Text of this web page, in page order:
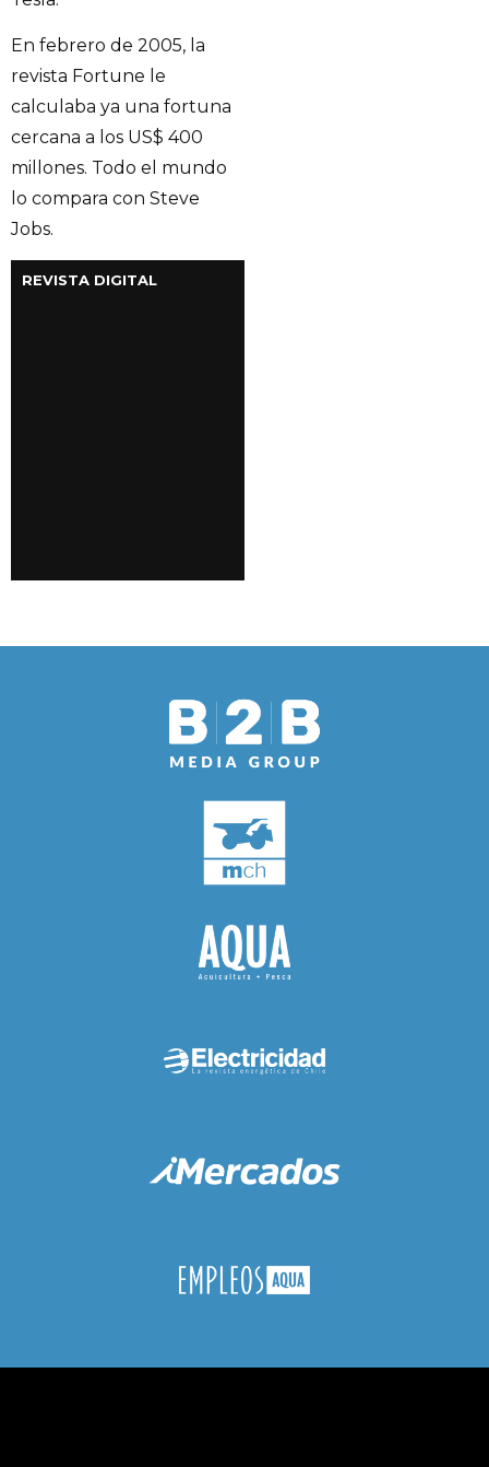
En febrero de 2005, la
revista Fortune le
calculaba ya una fortuna
cercana a los US$ 400
millones. Todo el mundo
lo compara con Steve
Jobs.
REVISTA DIGITAL